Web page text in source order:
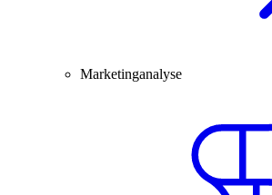
Marketinganalyse